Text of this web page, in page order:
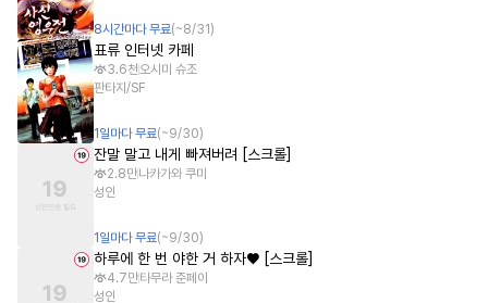
8시간마다 무료(~8/31 )
표류 인터넷 카페
3.6천오시미 슈조
판타지/SF
1 일마다 무료(~9/30)
잔말 말고 내게 빠져버려 [스크롤]
2.8만나카가와 쿠미
성인
1 일마다 무료(~9/30)
하루에 한 번 야한 거 하자♥ [스크롤]
4.7만타무라 준페이
성인